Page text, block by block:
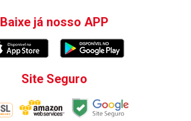
Baixe já nosso APP
Site Seguro